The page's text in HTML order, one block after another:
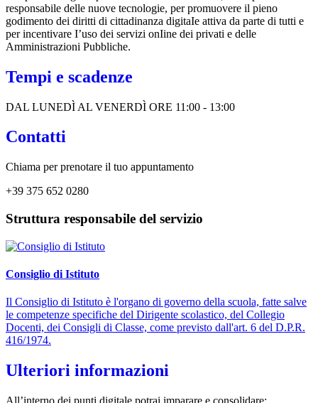
responsabile delle nuove tecnologie, per promuovere il pieno
godimento dei diritti di cittadinanza digitaIe attiva da parte di tutti e
per incentivare I’uso dei servizi onIine dei privati e delle
Amministrazioni Pubbliche.
Tempi e scadenze
DAL LUNEDÌ AL VENERDÌ ORE 11:00 - 13:00
Contatti
Chiama per prenotare il tuo appuntamento
+39 375 652 0280
Struttura responsabile del servizio
Consiglio di Istituto
Il Consiglio di Istituto è l'organo di governo della scuola, fatte salve
le competenze specifiche del Dirigente scolastico, del Collegio
Docenti, dei Consigli di Classe, come previsto dall'art. 6 del D.P.R.
416/1974.
Ulteriori informazioni